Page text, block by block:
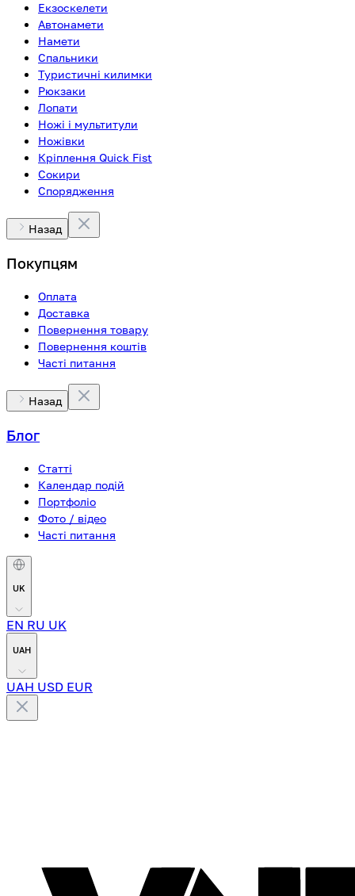
Екзоскелети
Автонамети
Намети
Спальники
Туристичні килимки
Рюкзаки
Лопати
Ножі і мультитули
Ножівки
Кріплення Quick Fist
Сокири
Спорядження
Назад
Покупцям
Оплата
Доставка
Повернення товару
Повернення коштів
Часті питання
Назад
Блог
Статті
Календар подій
Портфоліо
Фото / відео
Часті питання
UK
EN RU UK
UAH
UAH USD EUR